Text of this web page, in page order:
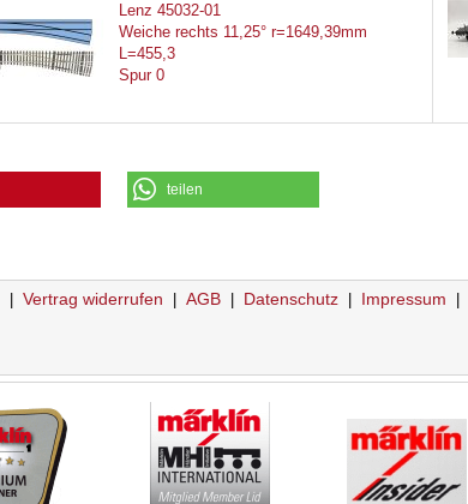
Lenz 45032-01
Weiche rechts 11,25° r=1649,39mm
L=455,3
Spur 0
teilen
Vertrag widerrufen AGB Datenschutz Impressum